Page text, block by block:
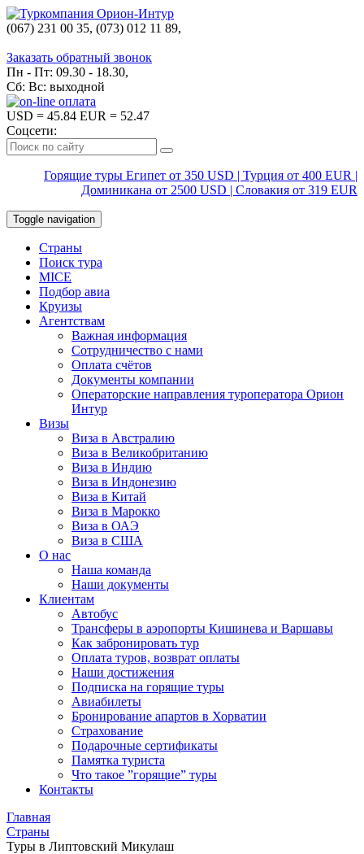
(067) 231 00 35, (073) 012 11 89,
Заказать обратный звонок
Пн - Пт: 09.30 - 18.30,
Сб: Вс: выходной
USD = 45.84 EUR = 52.47
Соцсети:
Горящие туры Египет от 350 USD | Турция от 400 EUR |
Доминикана от 2500 USD | Словакия от 319 EUR
Toggle navigation
Страны
Поиск тура
MICE
Подбор авиа
Круизы
Агентствам
Важная информация
Сотрудничество с нами
Оплата счётов
Документы компании
Операторские направления туроператора Орион
Интур
Визы
Виза в Австралию
Виза в Великобританию
Виза в Индию
Виза в Индонезию
Виза в Китай
Виза в Марокко
Виза в ОАЭ
Виза в США
О нас
Наша команда
Наши документы
Клиентам
Автобус
Трансферы в аэропорты Кишинева и Варшавы
Как забронировать тур
Оплата туров, возврат оплаты
Наши достижения
Подписка на горящие туры
Авиабилеты
Бронирование апартов в Хорватии
Страхование
Подарочные сертификаты
Памятка туриста
Что такое ”горящие” туры
Контакты
Главная
Страны
Туры в Липтовский Микулаш